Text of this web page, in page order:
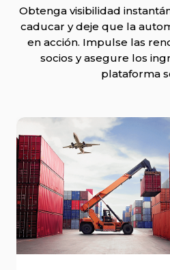
Obtenga visibilidad
caducar y deje que la
en acción. Impulse las
socios y asegure los
plataforma